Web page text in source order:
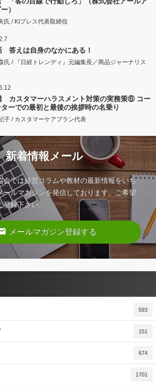
）
氏 / KIプレス代表取締役
答えは自身のなかにある！
/ 『日経トレンディ』元編集長／商品ジャーナリス
カスタマーハラスメント対策の実務策⑥ コー
ーでの最初と最後の挨拶時の名乗り
子 / カスタマーケアプラン代表
新着情報メール
会では経営コラムや教材の最新情報をいち
ールマガジンを発信しております。ご希望
録下さい。
メールマガジン登録する
593
151
674
1701